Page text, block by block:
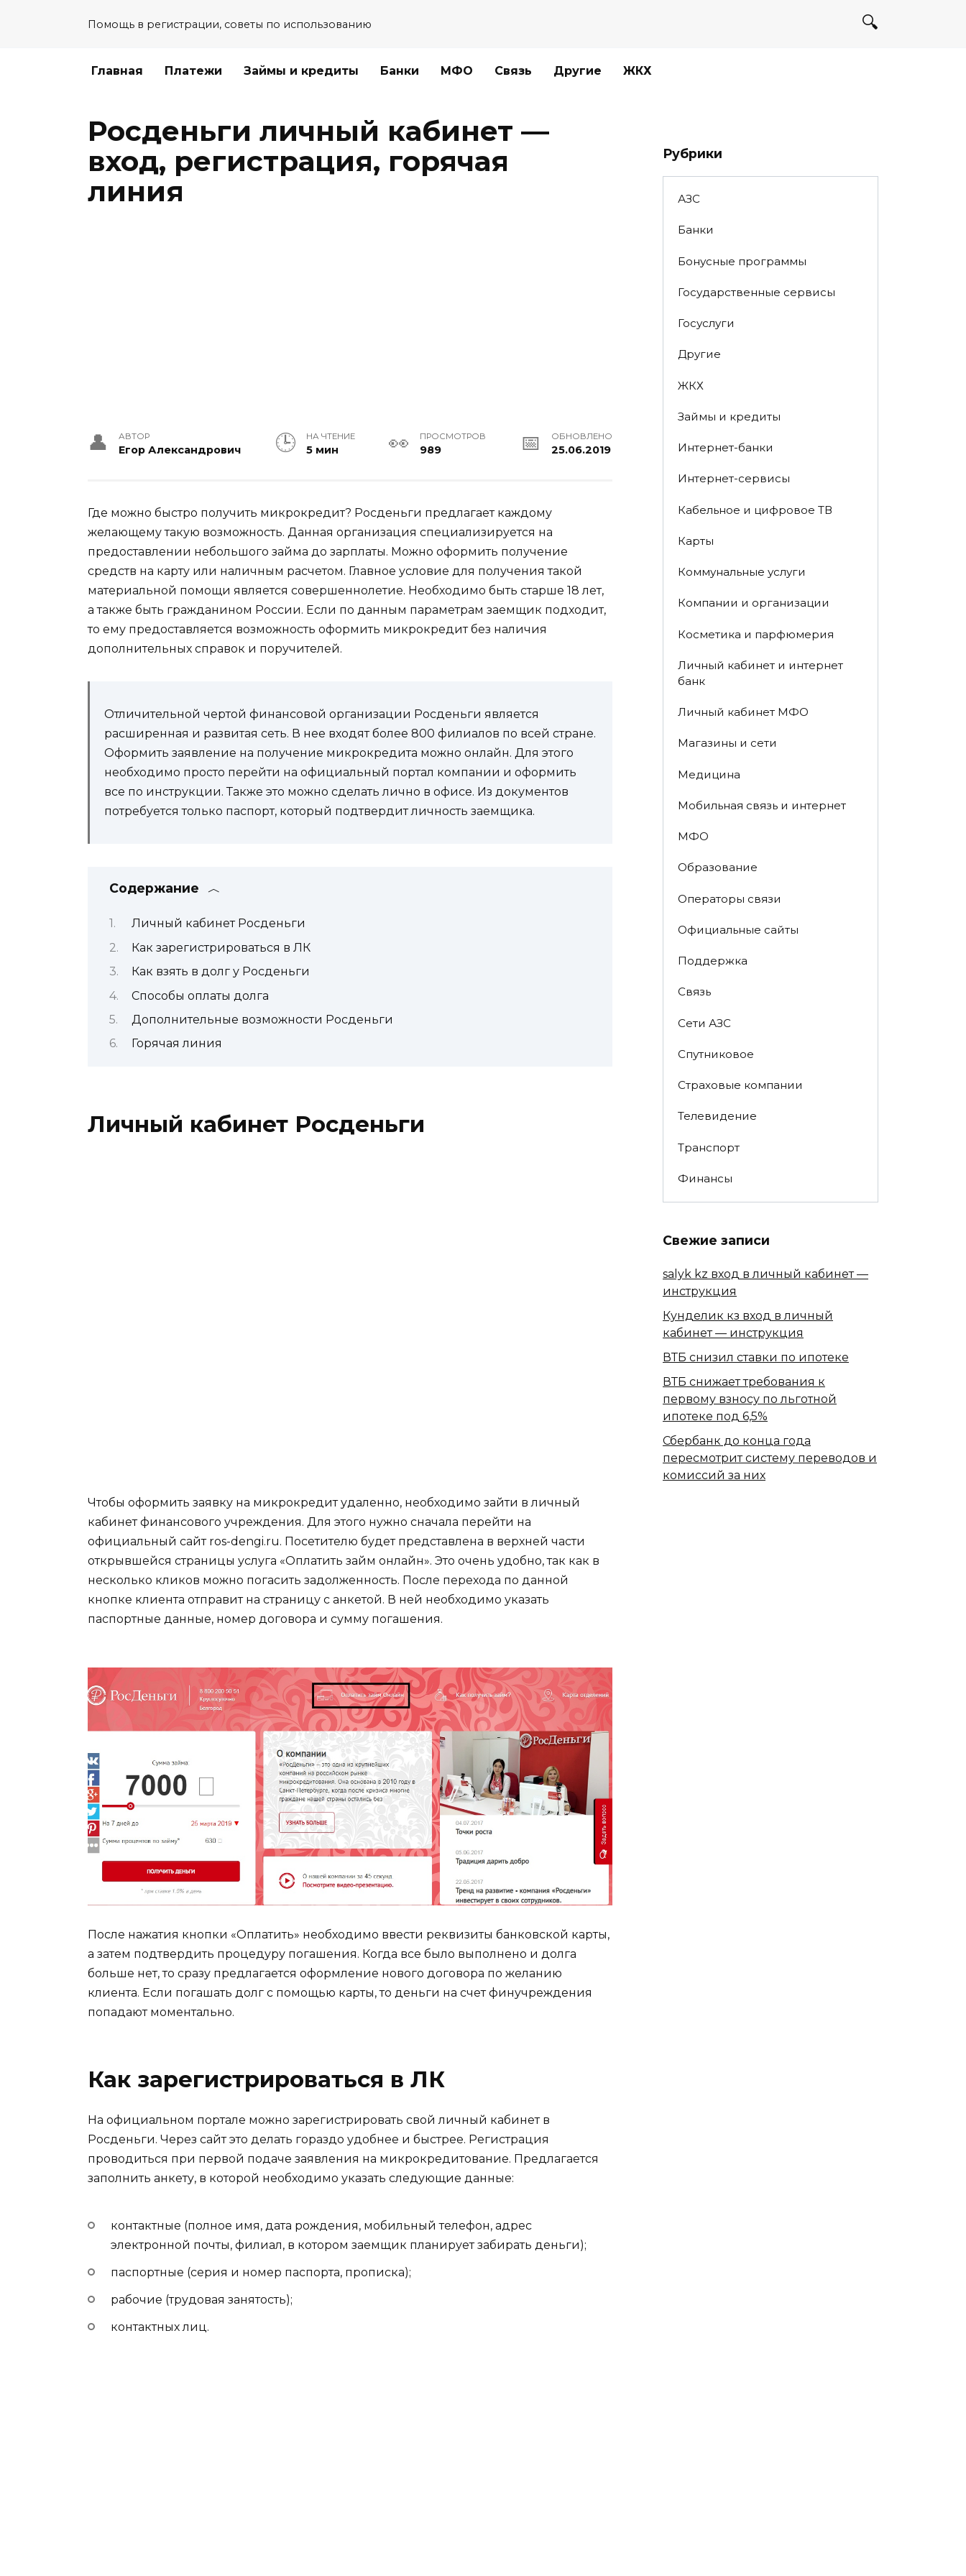
Помощь в регистрации, советы по использованию
Главная Платежи Займы и кредиты Банки МФО Связь Другие ЖКХ
Росденьги личный кабинет —
вход, регистрация, горячая
линия
АВТОР
Егор Александрович
НА ЧТЕНИЕ
5 мин
ПРОСМОТРОВ
989
ОБНОВЛЕНО
25.06.2019
Где можно быстро получить микрокредит? Росденьги предлагает каждому
желающему такую возможность. Данная организация специализируется на
предоставлении небольшого займа до зарплаты. Можно оформить получение
средств на карту или наличным расчетом. Главное условие для получения такой
материальной помощи является совершеннолетие. Необходимо быть старше 18 лет,
а также быть гражданином России. Если по данным параметрам заемщик подходит,
то ему предоставляется возможность оформить микрокредит без наличия
дополнительных справок и поручителей.
Отличительной чертой финансовой организации Росденьги является
расширенная и развитая сеть. В нее входят более 800 филиалов по всей стране.
Оформить заявление на получение микрокредита можно онлайн. Для этого
необходимо просто перейти на официальный портал компании и оформить
все по инструкции. Также это можно сделать лично в офисе. Из документов
потребуется только паспорт, который подтвердит личность заемщика.
Содержание
Личный кабинет Росденьги
Как зарегистрироваться в ЛК
Как взять в долг у Росденьги
Способы оплаты долга
Дополнительные возможности Росденьги
Горячая линия
Личный кабинет Росденьги
Чтобы оформить заявку на микрокредит удаленно, необходимо зайти в личный
кабинет финансового учреждения. Для этого нужно сначала перейти на
официальный сайт ros-dengi.ru. Посетителю будет представлена в верхней части
открывшейся страницы услуга «Оплатить займ онлайн». Это очень удобно, так как в
несколько кликов можно погасить задолженность. После перехода по данной
кнопке клиента отправит на страницу с анкетой. В ней необходимо указать
паспортные данные, номер договора и сумму погашения.
После нажатия кнопки «Оплатить» необходимо ввести реквизиты банковской карты,
а затем подтвердить процедуру погашения. Когда все было выполнено и долга
больше нет, то сразу предлагается оформление нового договора по желанию
клиента. Если погашать долг с помощью карты, то деньги на счет финучреждения
попадают моментально.
Как зарегистрироваться в ЛК
На официальном портале можно зарегистрировать свой личный кабинет в
Росденьги. Через сайт это делать гораздо удобнее и быстрее. Регистрация
проводиться при первой подаче заявления на микрокредитование. Предлагается
заполнить анкету, в которой необходимо указать следующие данные:
контактные (полное имя, дата рождения, мобильный телефон, адрес
электронной почты, филиал, в котором заемщик планирует забирать деньги);
паспортные (серия и номер паспорта, прописка);
рабочие (трудовая занятость);
контактных лиц.
Рубрики
АЗС
Банки
Бонусные программы
Государственные сервисы
Госуслуги
Другие
ЖКХ
Займы и кредиты
Интернет-банки
Интернет-сервисы
Кабельное и цифровое ТВ
Карты
Коммунальные услуги
Компании и организации
Косметика и парфюмерия
Личный кабинет и интернет
банк
Личный кабинет МФО
Магазины и сети
Медицина
Мобильная связь и интернет
МФО
Образование
Операторы связи
Официальные сайты
Поддержка
Связь
Сети АЗС
Спутниковое
Страховые компании
Телевидение
Транспорт
Финансы
Свежие записи
salyk kz вход в личный кабинет —
инструкция
Кунделик кз вход в личный
кабинет — инструкция
ВТБ снизил ставки по ипотеке
ВТБ снижает требования к
первому взносу по льготной
ипотеке под 6,5%
Сбербанк​ до конца года
пересмотрит систему переводов и
комиссий за них